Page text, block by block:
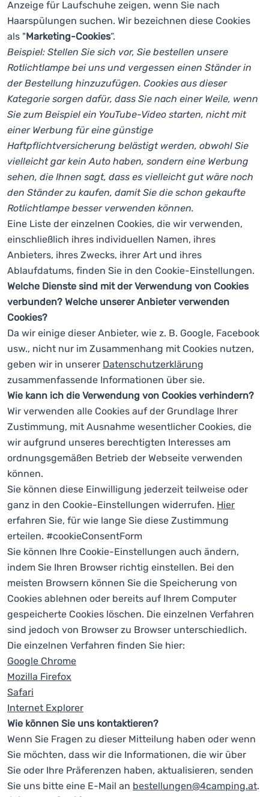
Anzeige für Laufschuhe zeigen, wenn Sie nach
Haarspülungen suchen. Wir bezeichnen diese Cookies
als "Marketing-Cookies”.
Beispiel: Stellen Sie sich vor, Sie bestellen unsere
Rotlichtlampe bei uns und vergessen einen Ständer in
der Bestellung hinzuzufügen. Cookies aus dieser
Kategorie sorgen dafür, dass Sie nach einer Weile, wenn
Sie zum Beispiel ein YouTube-Video starten, nicht mit
einer Werbung für eine günstige
Haftpflichtversicherung belästigt werden, obwohl Sie
vielleicht gar kein Auto haben, sondern eine Werbung
sehen, die Ihnen sagt, dass es vielleicht gut wäre noch
den Ständer zu kaufen, damit Sie die schon gekaufte
Rotlichtlampe besser verwenden können.
Eine Liste der einzelnen Cookies, die wir verwenden,
einschließlich ihres individuellen Namen, ihres
Anbieters, ihres Zwecks, ihrer Art und ihres
Ablaufdatums, finden Sie in den Cookie-Einstellungen.
Welche Dienste sind mit der Verwendung von Cookies
verbunden? Welche unserer Anbieter verwenden
Cookies?
Da wir einige dieser Anbieter, wie z. B. Google, Facebook
usw., nicht nur im Zusammenhang mit Cookies nutzen,
geben wir in unserer Datenschutzerklärung
zusammenfassende Informationen über sie.
Wie kann ich die Verwendung von Cookies verhindern?
Wir verwenden alle Cookies auf der Grundlage Ihrer
Zustimmung, mit Ausnahme wesentlicher Cookies, die
wir aufgrund unseres berechtigten Interesses am
ordnungsgemäßen Betrieb der Webseite verwenden
können.
Sie können diese Einwilligung jederzeit teilweise oder
ganz in den Cookie-Einstellungen widerrufen. Hier
erfahren Sie, für wie lange Sie diese Zustimmung
erteilen. #cookieConsentForm
Sie können Ihre Cookie-Einstellungen auch ändern,
indem Sie Ihren Browser richtig einstellen. Bei den
meisten Browsern können Sie die Speicherung von
Cookies ablehnen oder bereits auf Ihrem Computer
gespeicherte Cookies löschen. Die einzelnen Verfahren
sind jedoch von Browser zu Browser unterschiedlich.
Die einzelnen Verfahren finden Sie hier:
Google Chrome
Mozilla Firefox
Safari
Internet Explorer
Wie können Sie uns kontaktieren?
Wenn Sie Fragen zu dieser Mitteilung haben oder wenn
Sie möchten, dass wir die Informationen, die wir über
Sie oder Ihre Präferenzen haben, aktualisieren, senden
Sie uns bitte eine E-Mail an bestellungen@4camping.at.